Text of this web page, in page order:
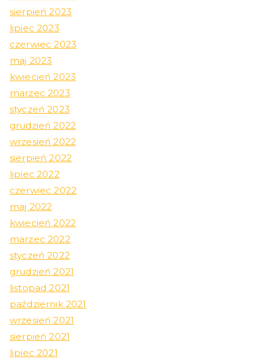
sierpień 2023
lipiec 2023
czerwiec 2023
maj 2023
kwiecień 2023
marzec 2023
styczeń 2023
grudzień 2022
wrzesień 2022
sierpień 2022
lipiec 2022
czerwiec 2022
maj 2022
kwiecień 2022
marzec 2022
styczeń 2022
grudzień 2021
listopad 2021
październik 2021
wrzesień 2021
sierpień 2021
lipiec 2021